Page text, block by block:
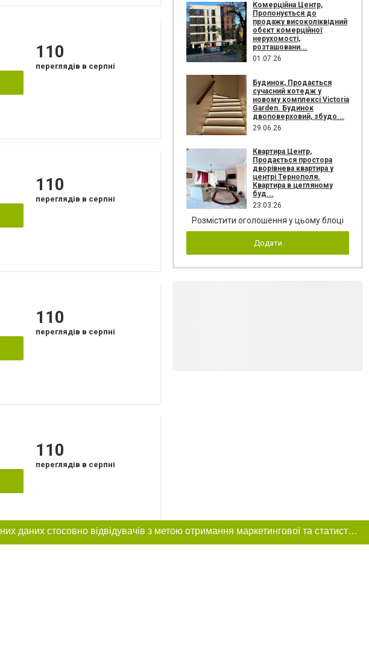
110
переглядів в серпні
110
переглядів в серпні
110
переглядів в серпні
110
переглядів в серпні
Комерційна Центр,
Пропонується до
продажу високоліквідний
обєкт комерційної
нерухомості,
розташовани...
01.07.26
Будинок, Продається
сучасний котедж у
новому комплексі Victoria
Garden. Будинок
двоповерховий, збудо...
29.06.26
Квартира Центр,
Продається простора
дворівнева квартира у
центрі Тернополя.
Квартира в цегляному
буд...
23.03.26
Розмістити оголошення у цьому блоці
Додати
Цей сайт використовує «cookies». Також веб-сайт використовує інтернет-сервіс для збору технічних даних стосовно відвідувачів з метою отримання маркетингової та статистичної інформації. Умови обробки даних відвідувачів сайту див.